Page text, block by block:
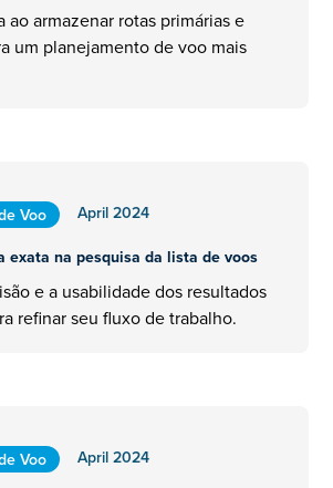
ao armazenar rotas primárias e
um planejamento de voo mais
Voo
April 2024
exata na pesquisa da lista de voos
e a usabilidade dos resultados
refinar seu fluxo de trabalho.
Voo
April 2024